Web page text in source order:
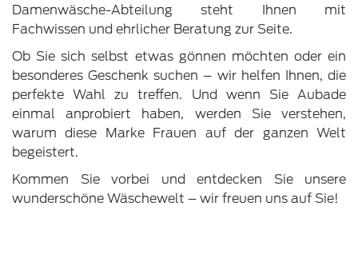
Damenwäsche-Abteilung steht Ihnen mit
Fachwissen und ehrlicher Beratung zur Seite.
Ob Sie sich selbst etwas gönnen möchten oder ein
besonderes Geschenk suchen – wir helfen Ihnen, die
perfekte Wahl zu treffen. Und wenn Sie Aubade
einmal anprobiert haben, werden Sie verstehen,
warum diese Marke Frauen auf der ganzen Welt
begeistert.
Kommen Sie vorbei und entdecken Sie unsere
wunderschöne Wäschewelt – wir freuen uns auf Sie!